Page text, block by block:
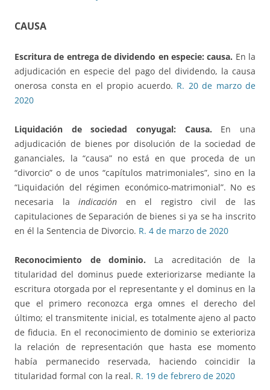
CAUSA
Escritura de entrega de dividendo en especie: causa. En la
adjudicación en especie del pago del dividendo, la causa
onerosa consta en el propio acuerdo. R. 20 de marzo de
2020
Liquidación de sociedad conyugal: Causa. En una
adjudicación de bienes por disolución de la sociedad de
gananciales, la “causa” no está en que proceda de un
“divorcio” o de unos “capítulos matrimoniales”, sino en la
“Liquidación del régimen económico-matrimonial”. No es
necesaria la indicación en el registro civil de las
capitulaciones de Separación de bienes si ya se ha inscrito
en él la Sentencia de Divorcio. R. 4 de marzo de 2020
Reconocimiento de dominio. La acreditación de la
titularidad del dominus puede exteriorizarse mediante la
escritura otorgada por el representante y el dominus en la
que el primero reconozca erga omnes el derecho del
último; el transmitente inicial, es totalmente ajeno al pacto
de fiducia. En el reconocimiento de dominio se exterioriza
la relación de representación que hasta ese momento
había permanecido reservada, haciendo coincidir la
titularidad formal con la real. R. 19 de febrero de 2020